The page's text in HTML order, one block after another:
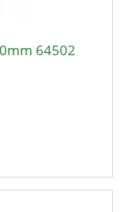
64502